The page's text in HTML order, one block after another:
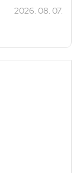
2026. 08. 07.